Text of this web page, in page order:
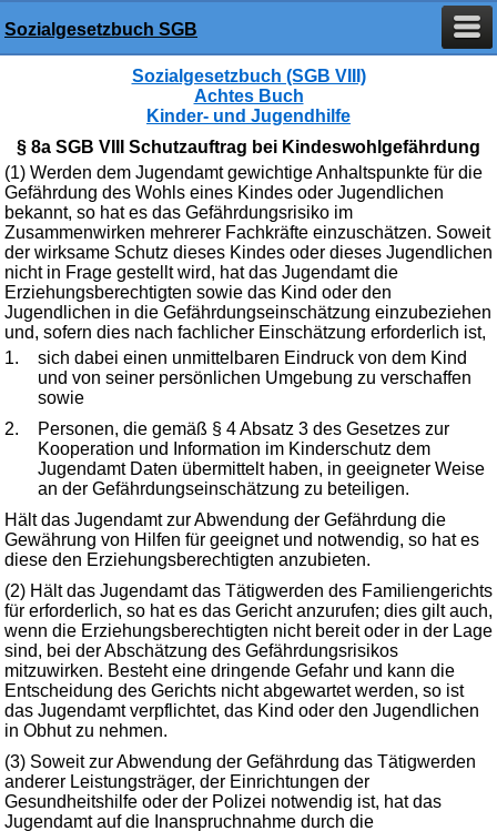
Sozialgesetzbuch SGB
Sozialgesetzbuch (SGB VIII)
Achtes Buch
Kinder- und Jugendhilfe
§ 8a SGB VIII Schutzauftrag bei Kindeswohlgefährdung
(1) Werden dem Jugendamt gewichtige Anhaltspunkte für die
Gefährdung des Wohls eines Kindes oder Jugendlichen
bekannt, so hat es das Gefährdungsrisiko im
Zusammenwirken mehrerer Fachkräfte einzuschätzen. Soweit
der wirksame Schutz dieses Kindes oder dieses Jugendlichen
nicht in Frage gestellt wird, hat das Jugendamt die
Erziehungsberechtigten sowie das Kind oder den
Jugendlichen in die Gefährdungseinschätzung einzubeziehen
und, sofern dies nach fachlicher Einschätzung erforderlich ist,
1.
sich dabei einen unmittelbaren Eindruck von dem Kind
und von seiner persönlichen Umgebung zu verschaffen
sowie
2.
Personen, die gemäß § 4 Absatz 3 des Gesetzes zur
Kooperation und Information im Kinderschutz dem
Jugendamt Daten übermittelt haben, in geeigneter Weise
an der Gefährdungseinschätzung zu beteiligen.
Hält das Jugendamt zur Abwendung der Gefährdung die
Gewährung von Hilfen für geeignet und notwendig, so hat es
diese den Erziehungsberechtigten anzubieten.
(2) Hält das Jugendamt das Tätigwerden des Familiengerichts
für erforderlich, so hat es das Gericht anzurufen; dies gilt auch,
wenn die Erziehungsberechtigten nicht bereit oder in der Lage
sind, bei der Abschätzung des Gefährdungsrisikos
mitzuwirken. Besteht eine dringende Gefahr und kann die
Entscheidung des Gerichts nicht abgewartet werden, so ist
das Jugendamt verpflichtet, das Kind oder den Jugendlichen
in Obhut zu nehmen.
(3) Soweit zur Abwendung der Gefährdung das Tätigwerden
anderer Leistungsträger, der Einrichtungen der
Gesundheitshilfe oder der Polizei notwendig ist, hat das
Jugendamt auf die Inanspruchnahme durch die